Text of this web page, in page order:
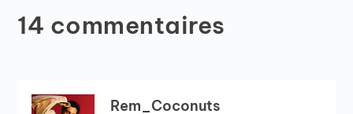
14 commentaires
Rem_Coconuts